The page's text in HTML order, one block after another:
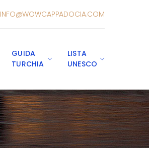
INFO@WOWCAPPADOCIA.COM
GUIDA
TURCHIA
LISTA
UNESCO